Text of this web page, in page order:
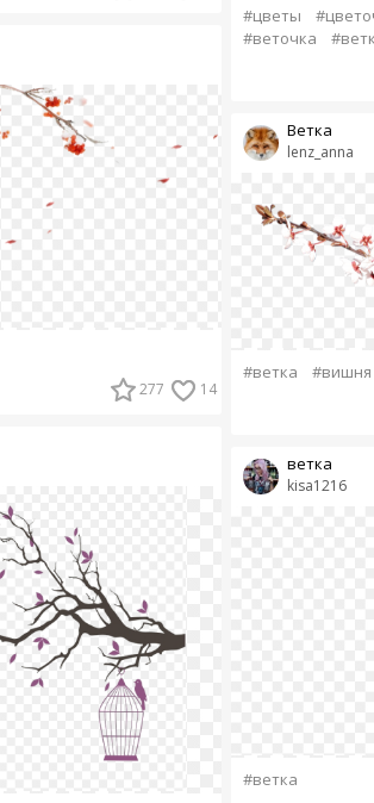
277 14
#цветы
#веточка
lenz_anna
Ветка
#ветка #вишня
kisa1216
ветка
#ветка